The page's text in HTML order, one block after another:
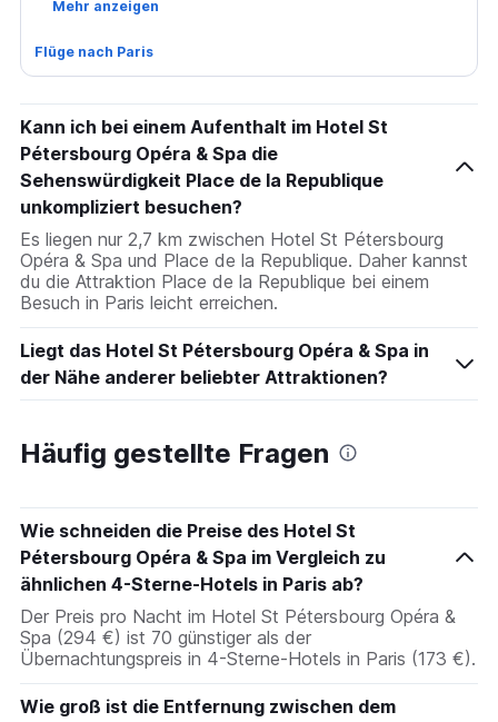
Mehr anzeigen
Flüge nach Paris
Kann ich bei einem Aufenthalt im Hotel St
Pétersbourg Opéra & Spa die
Sehenswürdigkeit Place de la Republique
unkompliziert besuchen?
Es liegen nur 2,7 km zwischen Hotel St Pétersbourg
Opéra & Spa und Place de la Republique. Daher kannst
du die Attraktion Place de la Republique bei einem
Besuch in Paris leicht erreichen.
Liegt das Hotel St Pétersbourg Opéra & Spa in
der Nähe anderer beliebter Attraktionen?
Häufig gestellte Fragen
Wie schneiden die Preise des Hotel St
Pétersbourg Opéra & Spa im Vergleich zu
ähnlichen 4-Sterne-Hotels in Paris ab?
Der Preis pro Nacht im Hotel St Pétersbourg Opéra &
Spa (294 €) ist 70 günstiger als der
Übernachtungspreis in 4-Sterne-Hotels in Paris (173 €).
Wie groß ist die Entfernung zwischen dem